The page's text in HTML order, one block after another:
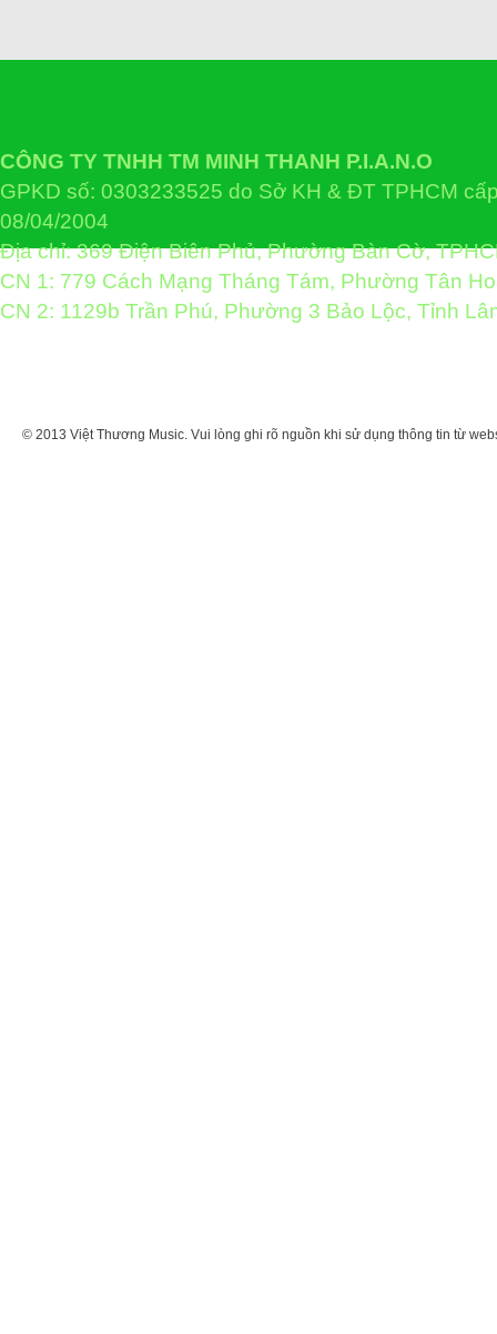
CÔNG TY TNHH TM MINH THANH P.I.A.N.O
GPKD số: 0303233525 do Sở KH & ĐT TPHCM
08/04/2004
Địa chỉ: 369 Điện Biên Phủ, Phường Bàn Cờ,
CN 1: 779 Cách Mạng Tháng Tám, Phường Tân
CN 2: 1129b Trần Phú, Phường 3 Bảo Lộc, Tỉnh
© 2013 Việt Thương Music. Vui lòng ghi rõ nguồn khi sử dụng thông tin từ